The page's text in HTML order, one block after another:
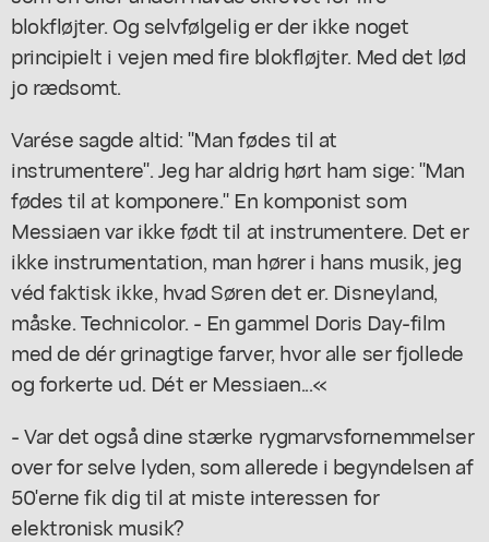
blokfløjter. Og selvfølgelig er der ikke noget
principielt i vejen med fire blokfløjter. Med det lød
jo rædsomt.
Varése sagde altid: "Man fødes til at
instrumentere". Jeg har aldrig hørt ham sige: "Man
fødes til at komponere." En komponist som
Messiaen var ikke født til at instrumentere. Det er
ikke instrumentation, man hører i hans musik, jeg
véd faktisk ikke, hvad Søren det er. Disneyland,
måske. Technicolor. - En gammel Doris Day-film
med de dér grinagtige farver, hvor alle ser fjollede
og forkerte ud. Dét er Messiaen...«
- Var det også dine stærke rygmarvsfornemmelser
over for selve lyden, som allerede i begyndelsen af
50'erne fik dig til at miste interessen for
elektronisk musik?